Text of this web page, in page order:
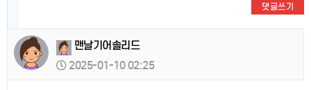
댓글쓰기
맨날기어솔리드
2025-01-10 02:25